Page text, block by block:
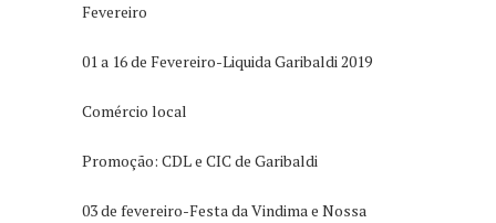
Fevereiro
01 a 16 de Fevereiro-Liquida Garibaldi 2019
Comércio local
Promoção: CDL e CIC de Garibaldi
03 de fevereiro-Festa da Vindima e Nossa